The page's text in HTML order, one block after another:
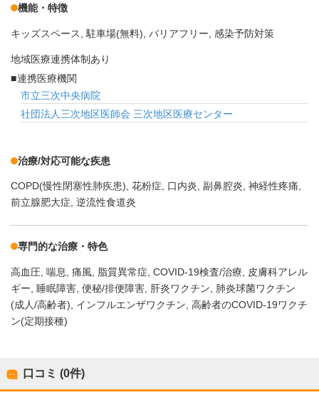
機能・特徴
キッズスペース 駐車場(無料) バリアフリー 感染予防対策
地域医療連携体制あり
連携医療機関
市立三次中央病院
社団法人三次地区医師会 三次地区医療センター
治療/対応可能な疾患
COPD(慢性閉塞性肺疾患) 花粉症 口内炎 副鼻腔炎 神経性疼痛
前立腺肥大症 逆流性食道炎
専門的な治療・特色
高血圧 喘息 痛風 脂質異常症 COVID-19検査/治療
皮膚科アレル
ギー
睡眠障害 便秘/排便障害 肝炎ワクチン
肺炎球菌ワクチン
(成人/高齢者)
インフルエンザワクチン 高齢者のCOVID-19ワクチ
ン(定期接種)
口コミ (0件)